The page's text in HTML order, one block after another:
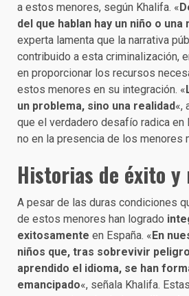
a estos menores, según Khalifa. «
del que hablan hay un niño o una
experta lamenta que la narrativa
contribuido a esta criminalización,
en proporcionar los recursos
estos menores en su integración. «
un problema, sino una realidad«,
que el verdadero desafío radica
no en la presencia de los menores
Historias de éxito
A pesar de las duras condiciones
de estos menores han logrado
exitosamente en España. «En
niños que, tras sobrevivir
aprendido el idioma, se han
emancipado«, señala Khalifa.